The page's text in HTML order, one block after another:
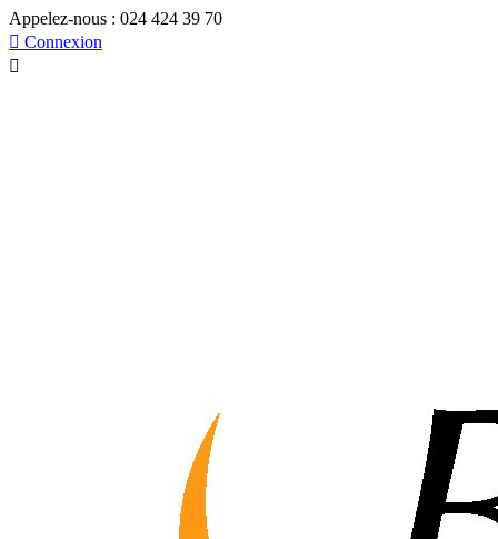
Appelez-nous : 024 424 39 70
 Connexion
